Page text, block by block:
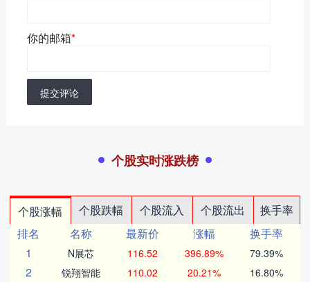
你的邮箱*
提交评论
个股实时涨跌榜
个股涨幅 个股跌幅 个股流入 个股流出
换手率
排名
名称 最新价 涨幅
换手率
1
N展芯 116.52 396.89% 79.39%
2 锐翔智能 110.02 20.21% 16.80%